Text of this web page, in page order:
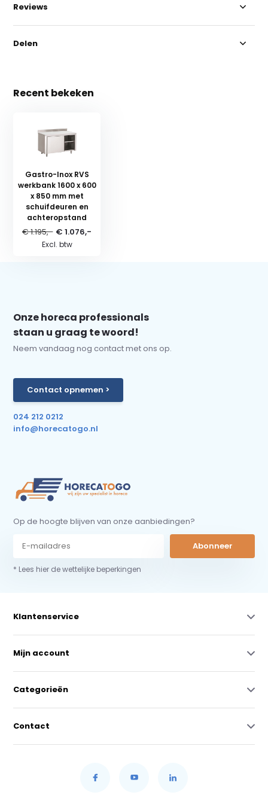
Reviews
Delen
Recent bekeken
Gastro-Inox RVS
werkbank 1600 x 600
x 850 mm met
schuifdeuren en
achteropstand
€ 1.195,- € 1.076,-
Excl. btw
Onze horeca professionals
staan u graag te woord!
Neem vandaag nog contact met ons op.
Contact opnemen >
024 212 0212
info@horecatogo.nl
Op de hoogte blijven van onze aanbiedingen?
Abonneer
* Lees hier de wettelijke beperkingen
Klantenservice
Mijn account
Categorieën
Contact